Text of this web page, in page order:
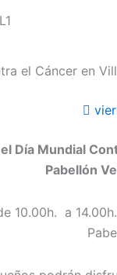
el Cáncer en
Día Mundial
Pabellón
10.00h. a